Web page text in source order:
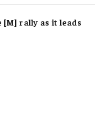
[M] rally as it leads